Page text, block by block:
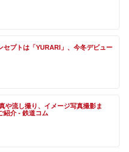
プトは「YURARI」、今冬デビュー
や流し撮り、イメージ写真撮影ま
介 - 鉄道コム